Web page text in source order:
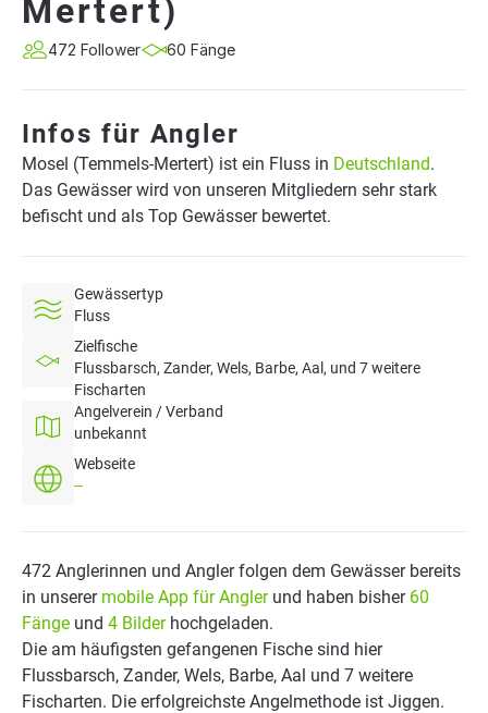
Mertert)
472 Follower 60 Fänge
Infos für Angler
Mosel (Temmels-Mertert) ist ein Fluss in Deutschland.
Das Gewässer wird von unseren Mitgliedern sehr stark
befischt und als Top Gewässer bewertet.
Gewässertyp
Fluss
Zielfische
Flussbarsch, Zander, Wels, Barbe, Aal, und 7 weitere
Fischarten
Angelverein / Verband
unbekannt
Webseite
--
472 Anglerinnen und Angler folgen dem Gewässer bereits
in unserer mobile App für Anglerund haben bisher 60
Fänge und 4 Bilderhochgeladen.
Die am häufigsten gefangenen Fische sind hier
Flussbarsch, Zander, Wels, Barbe, Aal und 7 weitere
Fischarten. Die erfolgreichste Angelmethode ist Jiggen.